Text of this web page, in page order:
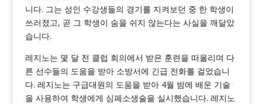
니다. 그는 성인 수강생들의 경기를 지켜보던 중 한 학생이
쓰러졌고, 곧 그 학생이 숨을 쉬지 않는다는 사실을 깨달았
습니다.
레지노는 몇 달 전 클럽 회의에서 받은 훈련을 떠올리며 다
른 선수들의 도움을 받아 소방서에 긴급 전화를 걸었습니
다. 레지노는 구급대원의 도움을 받아 4월 밤에 배운 기술
을 사용하여 학생에게 심폐소생술을 실시했습니다. 레지노